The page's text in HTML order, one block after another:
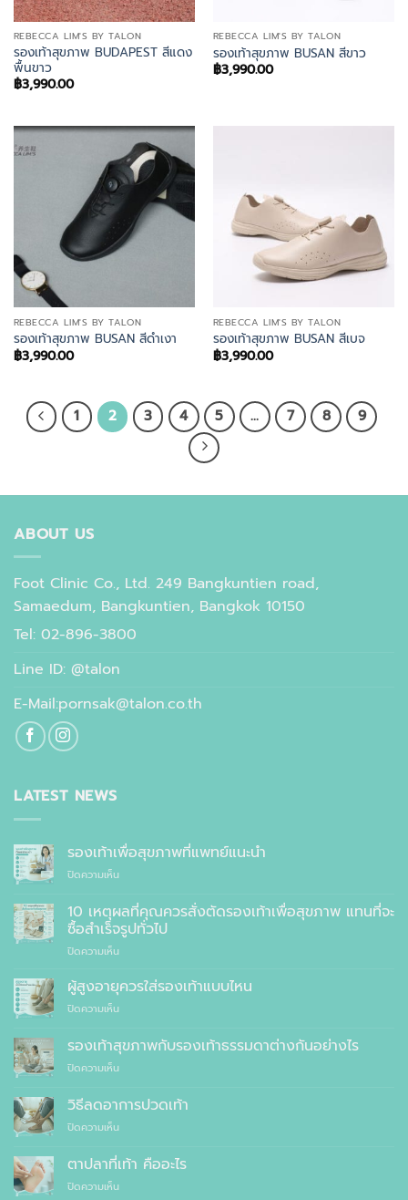
REBECCA LIM'S BY TALON
รองเท้าสุขภาพ BUDAPEST สีแดง
พื้นขาว
฿3,990.00
REBECCA LIM'S BY TALON
รองเท้าสุขภาพ BUSAN สีขาว
฿3,990.00
REBECCA LIM'S BY TALON
รองเท้าสุขภาพ BUSAN สีดำเงา
฿3,990.00
REBECCA LIM'S BY TALON
รองเท้าสุขภาพ BUSAN สีเบจ
฿3,990.00
1 2 3 4 5 … 7 8 9
ABOUT US
Foot Clinic Co., Ltd. 249 Bangkuntien road,
Samaedum, Bangkuntien, Bangkok 10150
Tel: 02-896-3800
Line ID: @talon
E-Mail:pornsak@talon.co.th
LATEST NEWS
รองเท้าเพื่อสุขภาพที่แพทย์แนะนำ
ปิดความเห็นบน
เพื่อ
สุขภาพ
ที่
แพทย์
10 เหตุผลที่คุณควรสั่งตัดรองเท้าเพื่อสุขภาพ แทนที่จะ
ซื้อสำเร็จรูปทั่วไป
ปิดความเห็นบน
เหตุผล
คุณ
สั่ง
ตัด
รองเท้า
สุขภาพ
สำเร็จรูป
ทั่วไป
ผู้สูงอายุควรใส่รองเท้าแบบไหน
ปิดความเห็นบน
สูง
อายุ
ควร
รองเท้า
ไหน
รองเท้าสุขภาพกับรองเท้าธรรมดาต่างกันอย่างไร
ปิดความเห็นบน
สุขภาพ
กับ
รองเท้า
ต่าง
อย่างไร
วิธีลดอาการปวดเท้า
ปิดความเห็นบน
ลด
อาการ
ปวด
ตาปลาที่เท้า คืออะไร
ปิดความเห็นบน